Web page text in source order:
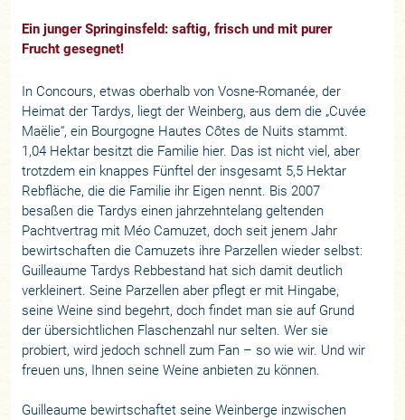
Ein junger Springinsfeld: saftig, frisch und mit purer
Frucht gesegnet!
In Concours, etwas oberhalb von Vosne-Romanée, der
Heimat der Tardys, liegt der Weinberg, aus dem die „Cuvée
Maëlie“, ein Bourgogne Hautes Côtes de Nuits stammt.
1,04 Hektar besitzt die Familie hier. Das ist nicht viel, aber
trotzdem ein knappes Fünftel der insgesamt 5,5 Hektar
Rebfläche, die die Familie ihr Eigen nennt. Bis 2007
besaßen die Tardys einen jahrzehntelang geltenden
Pachtvertrag mit Méo Camuzet, doch seit jenem Jahr
bewirtschaften die Camuzets ihre Parzellen wieder selbst:
Guilleaume Tardys Rebbestand hat sich damit deutlich
verkleinert. Seine Parzellen aber pflegt er mit Hingabe,
seine Weine sind begehrt, doch findet man sie auf Grund
der übersichtlichen Flaschenzahl nur selten. Wer sie
probiert, wird jedoch schnell zum Fan – so wie wir. Und wir
freuen uns, Ihnen seine Weine anbieten zu können.
Guilleaume bewirtschaftet seine Weinberge inzwischen